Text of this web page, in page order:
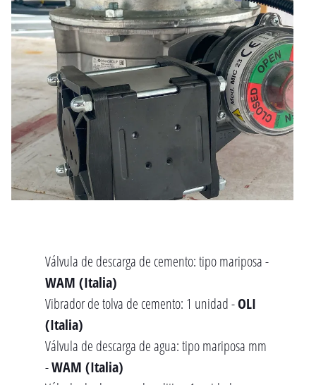
Válvula de descarga de cemento: tipo mariposa -
WAM (Italia)
Vibrador de tolva de cemento: 1 unidad -OLI
(Italia)
Válvula de descarga de agua: tipo mariposa mm
-WAM (Italia)